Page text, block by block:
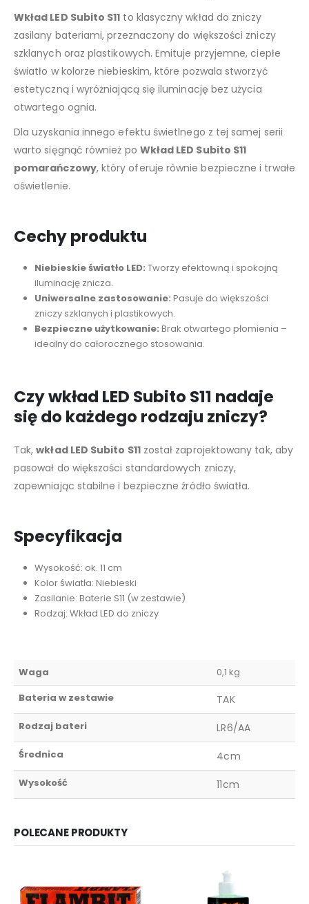
Wkład LED Subito S11 to klasyczny wkład do zniczy
zasilany bateriami, przeznaczony do większości zniczy
szklanych oraz plastikowych. Emituje przyjemne, ciepłe
światło w kolorze niebieskim, które pozwala stworzyć
estetyczną i wyróżniającą się iluminację bez użycia
otwartego ognia.
Dla uzyskania innego efektu świetlnego z tej samej serii
warto sięgnąć również po Wkład LED Subito S11
pomarańczowy, który oferuje równie bezpieczne i trwałe
oświetlenie.
Cechy produktu
Niebieskie światło LED: Tworzy efektowną i spokojną
iluminację znicza.
Uniwersalne zastosowanie: Pasuje do większości
zniczy szklanych i plastikowych.
Bezpieczne użytkowanie: Brak otwartego płomienia –
idealny do całorocznego stosowania.
Czy wkład LED Subito S11 nadaje
się do każdego rodzaju zniczy?
Tak,wkład LED Subito S11został zaprojektowany tak, aby
pasował do większości standardowych zniczy,
zapewniając stabilne i bezpieczne źródło światła.
Specyfikacja
Wysokość: ok. 11 cm
Kolor światła: Niebieski
Zasilanie: Baterie S11 (w zestawie)
Rodzaj: Wkład LED do zniczy
Waga
0,1 kg
Bateria w zestawie
TAK
Rodzaj bateri LR6/AA
Średnica 4cm
Wysokość 11cm
POLECANE PRODUKTY